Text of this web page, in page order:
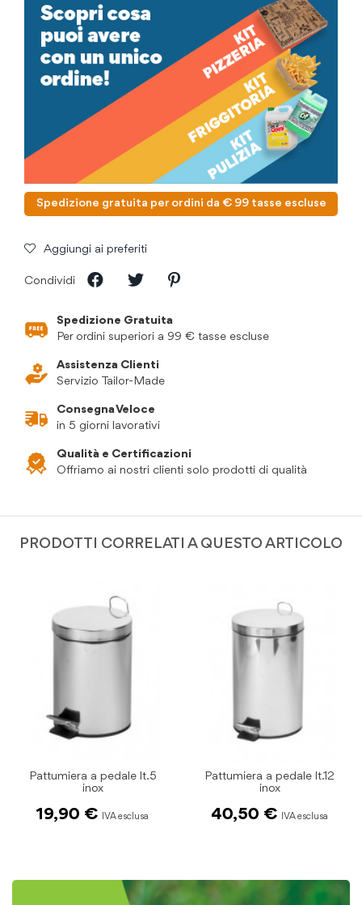
Spedizione gratuita per ordini da € 99 tasse escluse
Aggiungi ai preferiti
Condividi
Spedizione Gratuita
Per ordini superiori a 99 € tasse escluse
Assistenza Clienti
Servizio Tailor-Made
Consegna Veloce
in 5 giorni lavorativi
Qualità e Certificazioni
Offriamo ai nostri clienti solo prodotti di qualità
PRODOTTI CORRELATI A QUESTO ARTICOLO
Pattumiera a pedale lt.5
inox
19,90 €
Pattumiera a pedale lt.12
inox
40,50 €